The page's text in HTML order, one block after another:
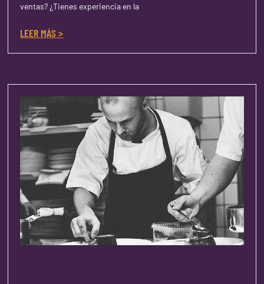
ventas? ¿Tienes experiencia en la
LEER MÁS >